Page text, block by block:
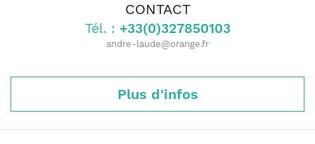
CONTACT
Tél. : +33(0)327850103
andre-laude@orange.fr
Plus d'infos